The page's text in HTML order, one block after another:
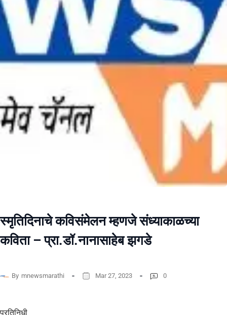
स्मृतिदिनाचे कविसंमेलन म्हणजे संध्याकाळच्या
कविता – प्रा.डॉ.नानासाहेब झगडे
By mnewsmarathi Mar 27, 2023 0
प्रतिनिधी